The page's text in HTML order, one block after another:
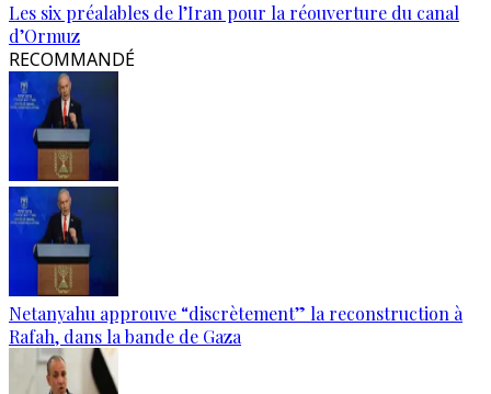
Les six préalables de l’Iran pour la réouverture du canal
d’Ormuz
RECOMMANDÉ
Netanyahu approuve “discrètement” la reconstruction à
Rafah, dans la bande de Gaza